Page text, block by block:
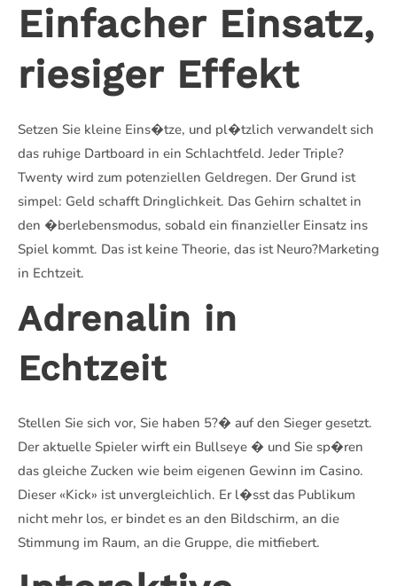
Einfacher Einsatz,
riesiger Effekt
Setzen Sie kleine Eins�tze, und pl�tzlich verwandelt sich
das ruhige Dartboard in ein Schlachtfeld. Jeder Triple?
Twenty wird zum potenziellen Geldregen. Der Grund ist
simpel: Geld schafft Dringlichkeit. Das Gehirn schaltet in
den �berlebensmodus, sobald ein finanzieller Einsatz ins
Spiel kommt. Das ist keine Theorie, das ist Neuro?Marketing
in Echtzeit.
Adrenalin in
Echtzeit
Stellen Sie sich vor, Sie haben 5?� auf den Sieger gesetzt.
Der aktuelle Spieler wirft ein Bullseye � und Sie sp�ren
das gleiche Zucken wie beim eigenen Gewinn im Casino.
Dieser «Kick» ist unvergleichlich. Er l�sst das Publikum
nicht mehr los, er bindet es an den Bildschirm, an die
Stimmung im Raum, an die Gruppe, die mitfiebert.